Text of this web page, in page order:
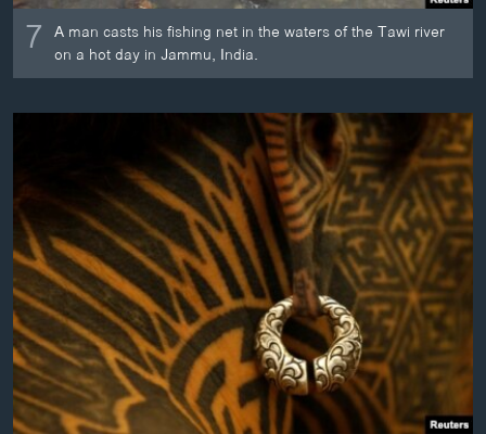
7 A man casts his fishing net in the waters of the Tawi river
on a hot day in Jammu, India.